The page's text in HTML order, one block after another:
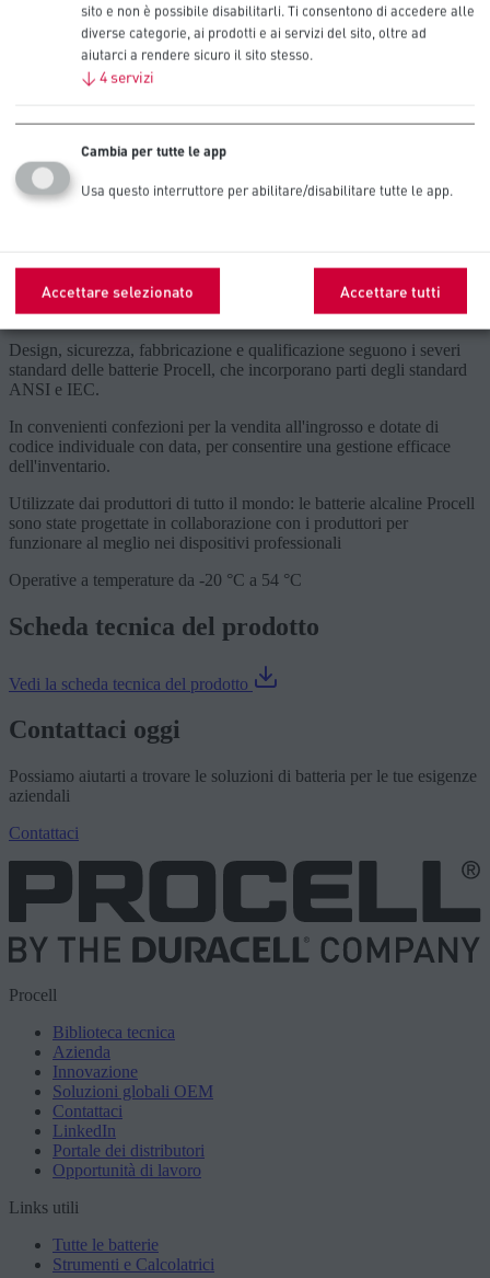
Usa fino al 20% di batterie in meno passando alla coppia di batterie
Procell per la tua azienda (rispetto alla media dei prodotti
concorrenti)
risparmio sui costi operativi associati alla sostituzione delle batterie ​
Garantita per 5 anni in stoccaggio.
Ogni batteria dispone di una "garanzia di qualità".
Design, sicurezza, fabbricazione e qualificazione seguono i severi
standard delle batterie Procell, che incorporano parti degli standard
ANSI e IEC.
In convenienti confezioni per la vendita all'ingrosso e dotate di
codice individuale con data, per consentire una gestione efficace
dell'inventario.
Utilizzate dai produttori di tutto il mondo: le batterie alcaline Procell
sono state progettate in collaborazione con i produttori per
funzionare al meglio nei dispositivi professionali
Operative a temperature da -20 °C a 54 °C
Scheda tecnica del prodotto
Vedi la scheda tecnica del prodotto
Contattaci oggi
Possiamo aiutarti a trovare le soluzioni di batteria per le tue esigenze
aziendali
Contattaci
Procell
Biblioteca tecnica
Azienda
Innovazione
Soluzioni globali OEM
Contattaci
LinkedIn
Portale dei distributori
Opportunità di lavoro
Links utili
Tutte le batterie
Strumenti e Calcolatrici
sito e non è possibile disabilitarli. Ti consentono di accedere alle
diverse categorie, ai prodotti e ai servizi del sito, oltre ad
aiutarci a rendere sicuro il sito stesso.
↓ 4 servizi
Cambia per tutte le app
Usa questo interruttore per abilitare/disabilitare tutte le app.
Accettare selezionato Accettare tutti